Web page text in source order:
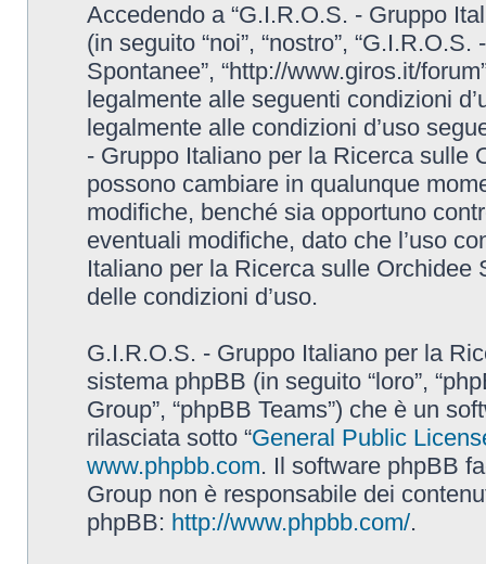
Accedendo a “G.I.R.O.S. - Gruppo
(in seguito “noi”, “nostro”,
Spontanee”, “http://www.giros.it/
legalmente alle seguenti condizioni
legalmente alle condizioni d’uso
- Gruppo Italiano per la Ricerca sulle
possono cambiare in qualunque
modifiche, benché sia opportuno
eventuali modifiche, dato che l’uso
Italiano per la Ricerca sulle Orchidee
delle condizioni d’uso.
G.I.R.O.S. - Gruppo Italiano per la
sistema phpBB (in seguito “loro”,
Group”, “phpBB Teams”) che è un
rilasciata sotto “General Public
www.phpbb.com. Il software phpBB
Group non è responsabile dei
phpBB: http://www.phpbb.com/.